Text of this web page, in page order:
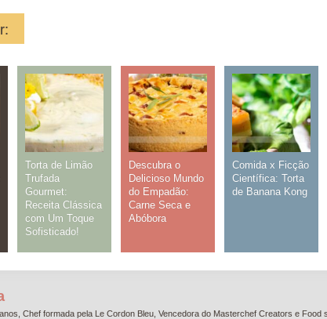
Torta de Limão
Trufada
Gourmet:
Receita Clássica
com Um Toque
Sofisticado!
Descubra o
Delicioso Mundo
do Empadão:
Carne Seca e
Abóbora
Comida x Ficção
Científica: Torta
de Banana Kong
Chef formada pela Le Cordon Bleu, Vencedora do Masterchef Creators e Food